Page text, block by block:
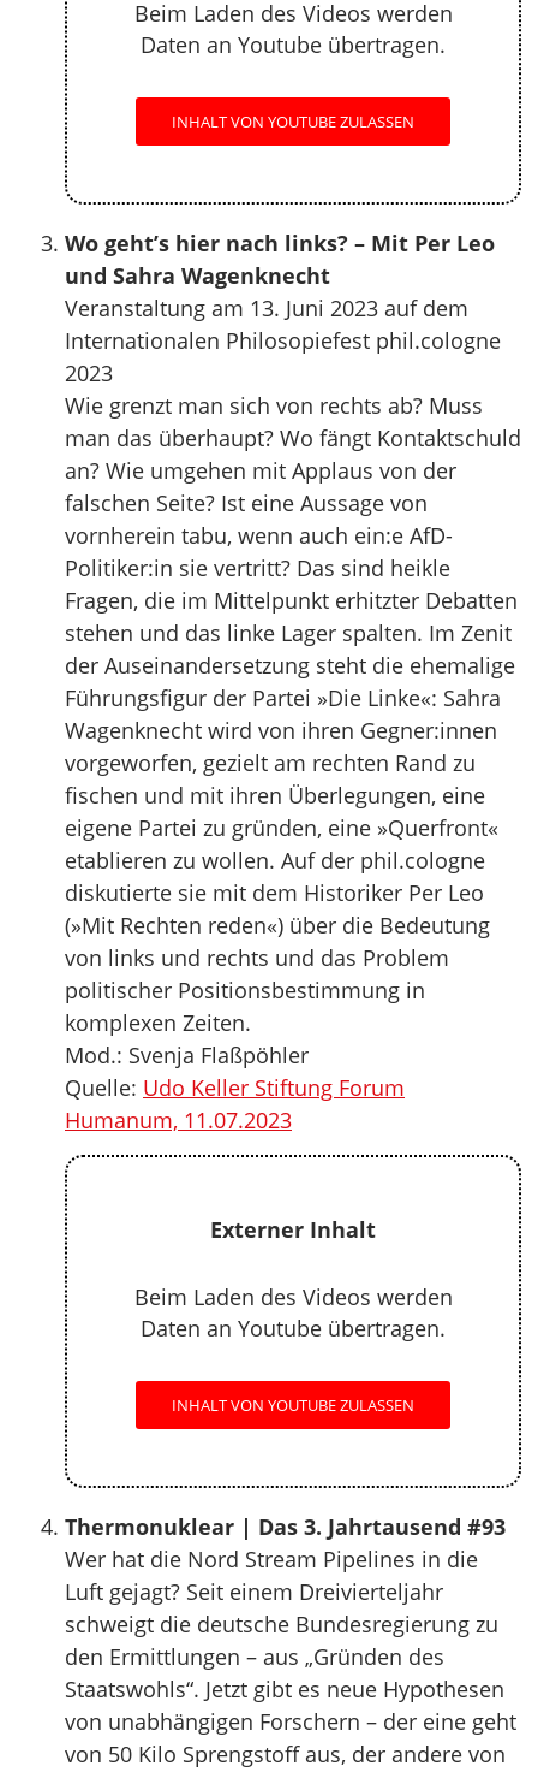
Beim Laden des Videos werden
Daten an Youtube übertragen.
INHALT VON YOUTUBE ZULASSEN
Wo geht’s hier nach links? – Mit Per Leo
und Sahra Wagenknecht
Veranstaltung am 13. Juni 2023 auf dem
Internationalen Philosopiefest phil.cologne
2023
Wie grenzt man sich von rechts ab? Muss
man das überhaupt? Wo fängt Kontaktschuld
an? Wie umgehen mit Applaus von der
falschen Seite? Ist eine Aussage von
vornherein tabu, wenn auch ein:e AfD-
Politiker:in sie vertritt? Das sind heikle
Fragen, die im Mittelpunkt erhitzter Debatten
stehen und das linke Lager spalten. Im Zenit
der Auseinandersetzung steht die ehemalige
Führungsfigur der Partei »Die Linke«: Sahra
Wagenknecht wird von ihren Gegner:innen
vorgeworfen, gezielt am rechten Rand zu
fischen und mit ihren Überlegungen, eine
eigene Partei zu gründen, eine »Querfront«
etablieren zu wollen. Auf der phil.cologne
diskutierte sie mit dem Historiker Per Leo
(»Mit Rechten reden«) über die Bedeutung
von links und rechts und das Problem
politischer Positionsbestimmung in
komplexen Zeiten.
Mod.: Svenja Flaßpöhler
Quelle: Udo Keller Stiftung Forum
Humanum, 11.07.2023
Externer Inhalt
Beim Laden des Videos werden
Daten an Youtube übertragen.
INHALT VON YOUTUBE ZULASSEN
Thermonuklear | Das 3. Jahrtausend #93
Wer hat die Nord Stream Pipelines in die
Luft gejagt? Seit einem Dreivierteljahr
schweigt die deutsche Bundesregierung zu
den Ermittlungen – aus „Gründen des
Staatswohls“. Jetzt gibt es neue Hypothesen
von unabhängigen Forschern – der eine geht
von 50 Kilo Sprengstoff aus, der andere von